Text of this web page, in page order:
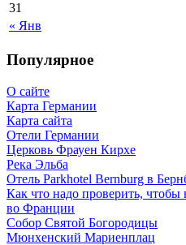
« Янв
31
Популярное
О сайте
Карта Германии
Карта сайта
Отели Германии
Церковь Фрауен Кирхе
Река Эльба
Отель Parkhotel Bernburg в
Как что надо проверить, чтобы
во Франции
Собор Святой Богородицы
Мюнхенский Мариенплац